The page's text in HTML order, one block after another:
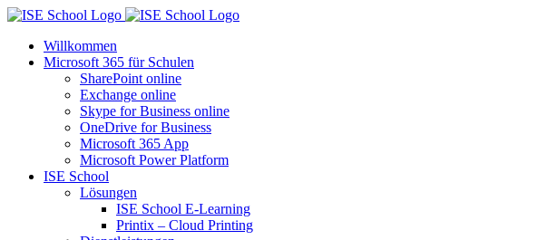
Zum
springenWillkommen
Microsoft 365 für Schulen​
SharePoint online
Exchange online
Skype for Business online
OneDrive for Business
Microsoft 365 App
Microsoft Power Platform
ISE School
Lösungen
ISE School E-Learning
Printix – Cloud Printing